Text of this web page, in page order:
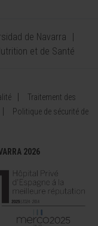
de Navarra
et de Santé
Traitement des
Politique de sécurité de
2026